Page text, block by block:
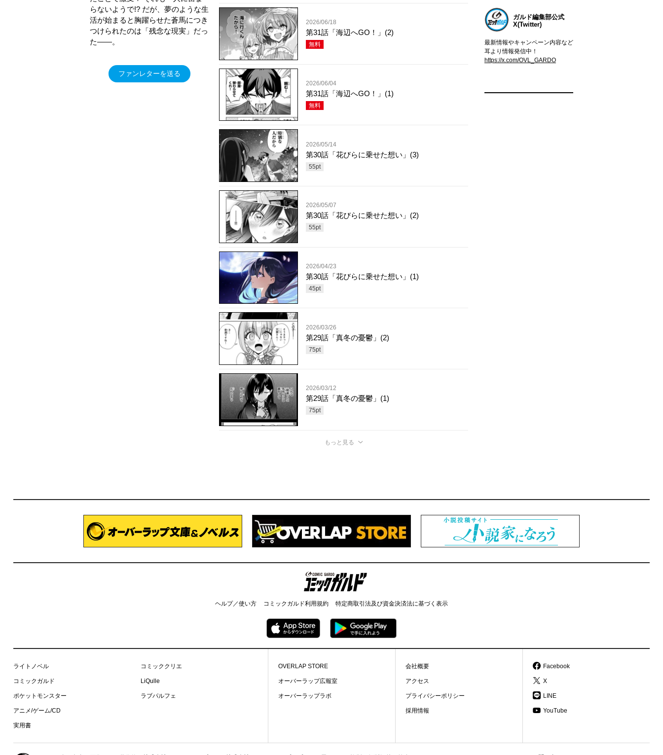
らないようで!? だが、夢のような生
活が始まると胸躍らせた蒼馬につき
つけられたのは「残念な現実」だっ
た――。
ファンレターを送る
2026/06/18
第31話「海辺へGO！」(2)
無料
2026/06/04
第31話「海辺へGO！」(1)
無料
2026/05/14
第30話「花びらに乗せた想い」(3)
55pt
2026/05/07
第30話「花びらに乗せた想い」(2)
55pt
2026/04/23
第30話「花びらに乗せた想い」(1)
45pt
2026/03/26
第29話「真冬の憂鬱」(2)
75pt
2026/03/12
第29話「真冬の憂鬱」(1)
75pt
もっと見る
ガルド編集部公式
X(Twitter)
最新情報やキャンペーン内容など
耳より情報発信中！
https://x.com/OVL_GARDO
コミックガルド
ヘルプ／使い方 コミックガルド利用規約 特定商取引法及び資金決済法に基づく表示
ライトノベル
コミックガルド
ポケットモンスター
アニメ/ゲーム/CD
実用書
コミッククリエ
LiQulle
ラブパルフェ
OVERLAP STORE
オーバーラップ広報室
オーバーラップラボ
会社概要
アクセス
プライバシーポリシー
採用情報
Facebook
X
LINE
YouTube